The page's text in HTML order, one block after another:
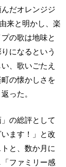
だオレンジジ
来と明かし、楽
の歌は地味と
になるという
、歌いごたえ
の懐かしさを
った。
の総評として
ます！」と改
と、数か月に
ファミリー感